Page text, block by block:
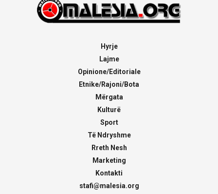
Hyrje
Lajme
Opinione/Editoriale
Etnike/Rajoni/Bota
Mërgata
Kulturë
Sport
Të Ndryshme
Rreth Nesh
Marketing
Kontakti
stafi@malesia.org